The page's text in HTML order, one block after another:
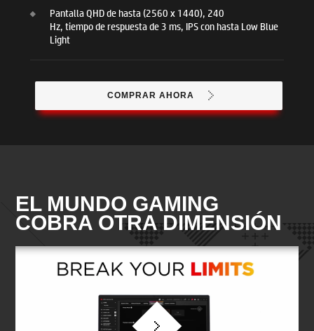
Pantalla QHD de hasta (2560 x 1440), 240
Hz, tiempo de respuesta de 3 ms, IPS con hasta Low Blue
Light
COMPRAR AHORA
EL MUNDO GAMING
COBRA OTRA DIMENSIÓN